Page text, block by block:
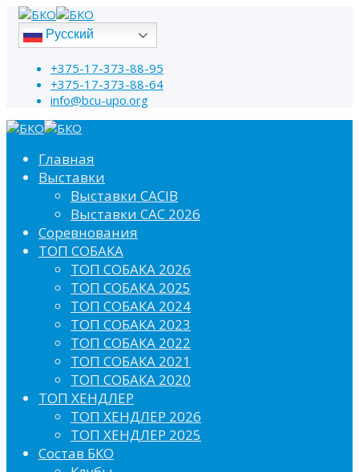
Русский
+375-17-373-88-95
+375-17-373-88-64
info@bcu-upo.org
Главная
Выставки
Выставки CACIB
Выставки САС 2026
Соревнования
ТОП СОБАКА
ТОП СОБАКА 2026
ТОП СОБАКА 2025
ТОП СОБАКА 2024
ТОП СОБАКА 2023
ТОП СОБАКА 2022
ТОП СОБАКА 2021
ТОП СОБАКА 2020
ТОП ХЕНДЛЕР
ТОП ХЕНДЛЕР 2026
ТОП ХЕНДЛЕР 2025
Состав БКО